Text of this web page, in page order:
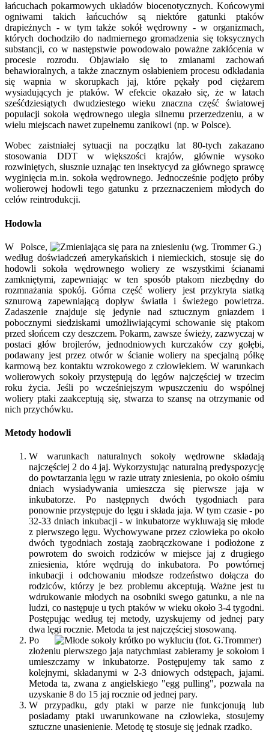
łańcuchach pokarmowych układów biocenotycznych. Końcowymi
ogniwami takich łańcuchów są niektóre gatunki ptaków
drapieżnych - w tym także sokół wędrowny - w organizmach,
których dochodziło do nadmiernego gromadzenia się toksycznych
substancji, co w następstwie powodowało poważne zakłócenia w
procesie rozrodu. Objawiało się to zmianami zachowań
behawioralnych, a także znacznym osłabieniem procesu odkładania
się wapnia w skorupkach jaj, które pękały pod ciężarem
wysiadujących je ptaków. W efekcie okazało się, że w latach
sześćdziesiątych dwudziestego wieku znaczna część światowej
populacji sokoła wędrownego uległa silnemu przerzedzeniu, a w
wielu miejscach nawet zupełnemu zanikowi (np. w Polsce).
Wobec zaistniałej sytuacji na początku lat 80-tych zakazano
stosowania DDT w większości krajów, głównie wysoko
rozwiniętych, słusznie uznając ten insektycyd za głównego sprawcę
wyginięcia m.in. sokoła wędrownego. Jednocześnie podjęto próby
wolierowej hodowli tego gatunku z przeznaczeniem młodych do
celów reintrodukcji.
Hodowla
W Polsce,
według doświadczeń amerykańskich i niemieckich, stosuje się do
hodowli sokoła wędrownego woliery ze wszystkimi ścianami
zamkniętymi, zapewniając w ten sposób ptakom niezbędny do
rozmnażania spokój. Górna część woliery jest przykryta siatką
sznurową zapewniającą dopływ światła i świeżego powietrza.
Zadaszenie znajduje się jedynie nad sztucznym gniazdem i
pobocznymi siedziskami umożliwiającymi schowanie się ptakom
przed słońcem czy deszczem. Pokarm, zawsze świeży, zazwyczaj w
postaci głów brojlerów, jednodniowych kurczaków czy gołębi,
podawany jest przez otwór w ścianie woliery na specjalną półkę
karmową bez kontaktu wzrokowego z człowiekiem. W warunkach
wolierowych sokoły przystępują do lęgów najczęściej w trzecim
roku życia. Jeśli po wcześniejszym wpuszczeniu do wspólnej
woliery ptaki zaakceptują się, stwarza to szansę na otrzymanie od
nich przychówku.
Metody hodowli
W warunkach naturalnych sokoły wędrowne składają
najczęściej 2 do 4 jaj. Wykorzystując naturalną predyspozycję
do powtarzania lęgu w razie utraty zniesienia, po około ośmiu
dniach wysiadywania umieszcza się pierwsze jaja w
inkubatorze. Po następnych dwóch tygodniach para
ponownie przystępuje do lęgu i składa jaja. W tym czasie - po
32-33 dniach inkubacji - w inkubatorze wykluwają się młode
z pierwszego lęgu. Wychowywane przez człowieka po około
dwóch tygodniach zostają zaobrączkowane i podłożone z
powrotem do swoich rodziców w miejsce jaj z drugiego
zniesienia, które wędrują do inkubatora. Po powtórnej
inkubacji i odchowaniu młodsze rodzeństwo dołącza do
rodziców, którzy je bez problemu akceptują. Ważne jest tu
wdrukowanie młodych na osobniki swego gatunku, a nie na
ludzi, co następuje u tych ptaków w wieku około 3-4 tygodni.
Postępując według tej metody, uzyskujemy od jednej pary
dwa lęgi rocznie. Metoda ta jest najczęściej stosowaną.
Po
złożeniu pierwszego jaja natychmiast zabieramy je sokołom i
umieszczamy w inkubatorze. Postępujemy tak samo z
kolejnymi, składanymi w 2-3 dniowych odstępach, jajami.
Metoda ta, zwana z angielskiego "egg pulling", pozwala na
uzyskanie 8 do 15 jaj rocznie od jednej pary.
W przypadku, gdy ptaki w parze nie funkcjonują lub
posiadamy ptaki uwarunkowane na człowieka, stosujemy
sztuczne unasienienie. Metodę tę stosuje się jednak rzadko.